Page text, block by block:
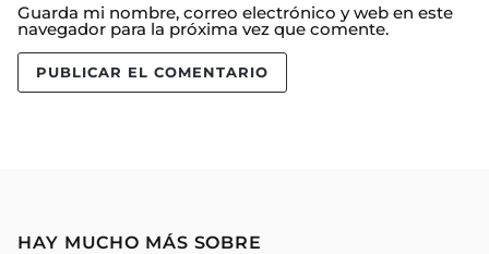
Guarda mi nombre, correo electrónico y web en este
navegador para la próxima vez que comente.
HAY MUCHO MÁS SOBRE